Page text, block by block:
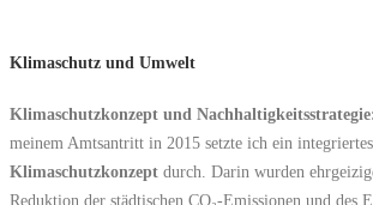
Klimaschutz und Umwelt
Klimaschutzkonzept und
meinem Amtsantritt in 2015 setzte ich ein integriertes
Klimaschutzkonzept durch. Darin wurden
Reduktion der städtischen CO₂-Emissionen und des